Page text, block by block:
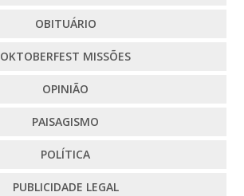
OBITUÁRIO
OKTOBERFEST MISSÕES
OPINIÃO
PAISAGISMO
POLÍTICA
PUBLICIDADE LEGAL